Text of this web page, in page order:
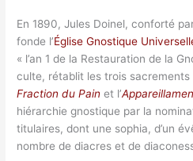
En 1890, Jules Doinel, conforté
fonde l’Église Gnostique
« l’an 1 de la Restauration de la
culte, rétablit les trois sacrements
Fraction du Pain et l’
hiérarchie gnostique par la
titulaires, dont une sophia, d’un
nombre de diacres et de